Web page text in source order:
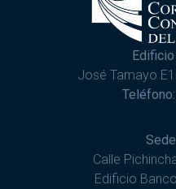
José Tamayo
Teléfono:
Calle
Edificio